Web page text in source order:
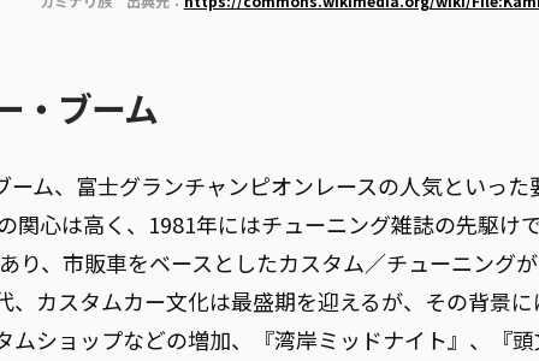
・ブーム
ム、富士グランチャンピオンレースの人気といった
関心は高く、1981年にはチューニング雑誌の先駆け
り、市販車をベースとしたカスタム／チューニング
、カスタムカー文化は最盛期を迎えるが、その背景
ムショップなどの増加、『湾岸ミッドナイト』、『